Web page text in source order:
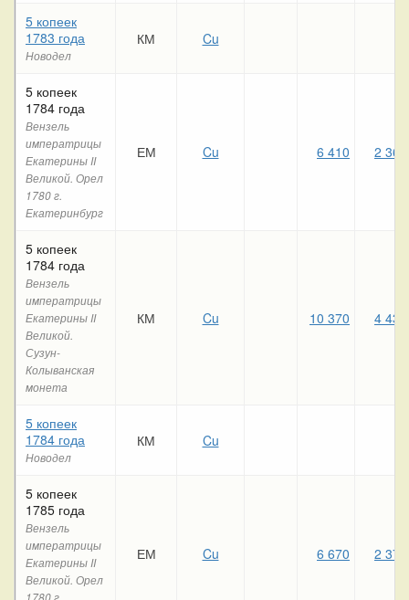
5 копеек
1783 года
Новодел
КМ Cu
5 копеек
1784 года
Вензель
императрицы
Екатерины II
Великой. Орел
1780 г.
Екатеринбург
ЕМ Cu 6 410 2 360
5 копеек
1784 года
Вензель
императрицы
Екатерины II
Великой.
Сузун-
Колыванская
монета
КМ Cu 10 370 4 430
5 копеек
1784 года
Новодел
КМ Cu
5 копеек
1785 года
Вензель
императрицы
Екатерины II
Великой. Орел
1780 г.
ЕМ Cu 6 670 2 370